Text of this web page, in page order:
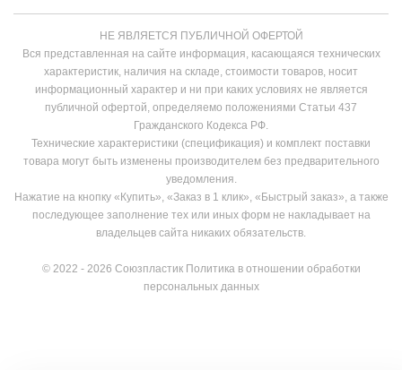
НЕ ЯВЛЯЕТСЯ ПУБЛИЧНОЙ ОФЕРТОЙ
Вся представленная на сайте информация, касающаяся технических
характеристик, наличия на складе, стоимости товаров, носит
информационный характер и ни при каких условиях не является
публичной офертой, определяемо положениями Статьи 437
Гражданского Кодекса РФ.
Технические характеристики (спецификация) и комплект поставки
товара могут быть изменены производителем без предварительного
уведомления.
Нажатие на кнопку «Купить», «Заказ в 1 клик», «Быстрый заказ», а также
последующее заполнение тех или иных форм не накладывает на
владельцев сайта никаких обязательств.
© 2022 - 2026 Союзпластик Политика в отношении обработки
персональных данных